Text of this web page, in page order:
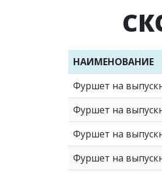
НАИМЕНОВАНИЕ
Фуршет на
Фуршет на
Фуршет на
Фуршет на